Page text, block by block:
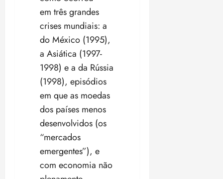
em três grandes
crises mundiais: a
do México (1995),
a Asiática (1997-
1998) e a da Rússia
(1998), episódios
em que as moedas
dos países menos
desenvolvidos (os
“mercados
emergentes”), e
com economia não